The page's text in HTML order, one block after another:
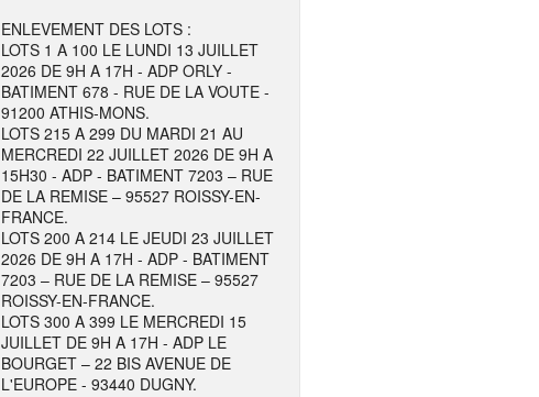
ENLEVEMENT DES LOTS :
LOTS 1 A 100 LE LUNDI 13 JUILLET
2026 DE 9H A 17H - ADP ORLY -
BATIMENT 678 - RUE DE LA VOUTE -
91200 ATHIS-MONS.
LOTS 215 A 299 DU MARDI 21 AU
MERCREDI 22 JUILLET 2026 DE 9H A
15H30 - ADP - BATIMENT 7203 – RUE
DE LA REMISE – 95527 ROISSY-EN-
FRANCE.
LOTS 200 A 214 LE JEUDI 23 JUILLET
2026 DE 9H A 17H - ADP - BATIMENT
7203 – RUE DE LA REMISE – 95527
ROISSY-EN-FRANCE.
LOTS 300 A 399 LE MERCREDI 15
JUILLET DE 9H A 17H - ADP LE
BOURGET – 22 BIS AVENUE DE
L'EUROPE - 93440 DUGNY.